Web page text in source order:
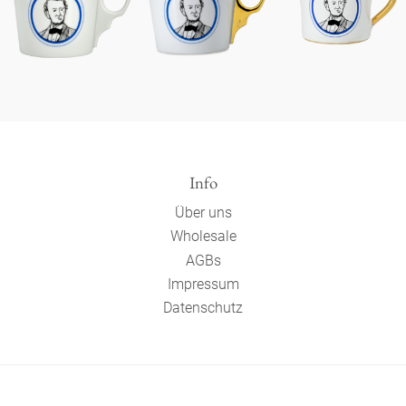
Info
Über uns
Wholesale
AGBs
Impressum
Datenschutz